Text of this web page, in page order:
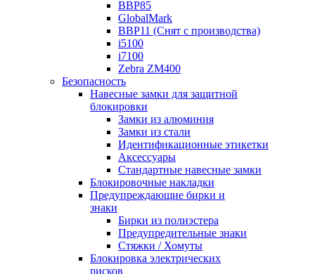
BBP85
GlobalMark
BBP11 (Снят с производства)
i5100
i7100
Zebra ZM400
Безопасность
Навесные замки для защитной
блокировки
Замки из алюминия
Замки из стали
Идентификационные этикетки
Аксессуары
Стандартные навесные замки
Блокировочные накладки
Предупреждающие бирки и
знаки
Бирки из полиэстера
Предупредительные знаки
Стяжки / Хомуты
Блокировка электрических
рисков